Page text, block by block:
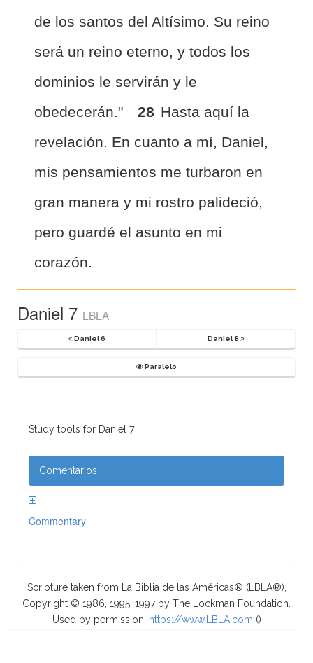
de los santos del Altísimo. Su reino
será un reino eterno, y todos los
dominios le servirán y le
obedecerán."
28 Hasta aquí la
revelación. En cuanto a mí, Daniel,
mis pensamientos me turbaron en
gran manera y mi rostro palideció,
pero guardé el asunto en mi
corazón.
Daniel 7 LBLA
Daniel 6 Daniel 8
Paralelo
Study tools for Daniel 7
Comentarios
Commentary
Scripture taken from La Biblia de las Américas® (LBLA®),
Copyright © 1986, 1995, 1997 by The Lockman Foundation.
Used by permission.
https://www.LBLA.com ()